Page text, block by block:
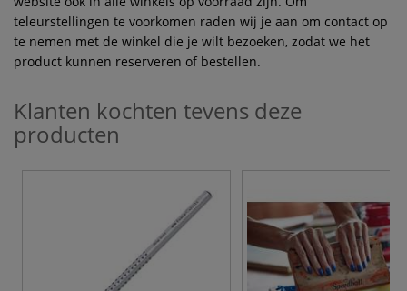
teleurstellingen te voorkomen raden wij je aan om contact op
te nemen met de winkel die je wilt bezoeken, zodat we het
product kunnen reserveren of bestellen.
Klanten kochten tevens deze
producten